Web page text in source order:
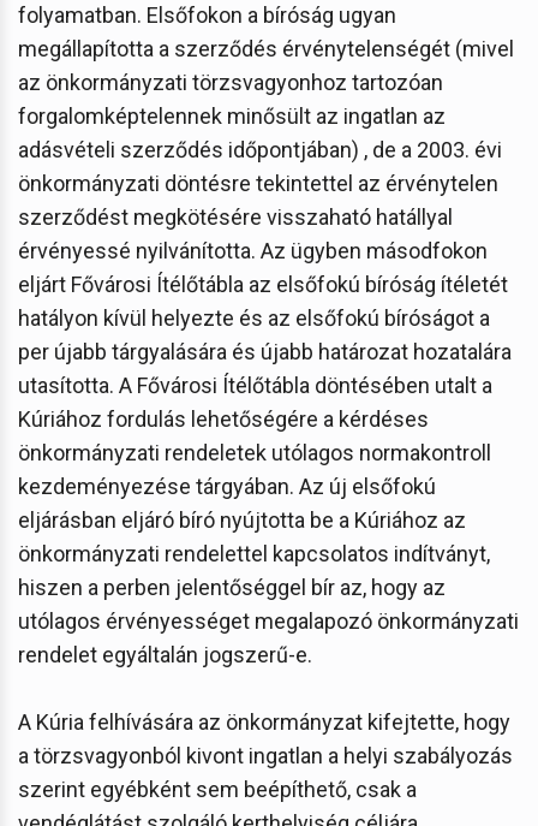
folyamatban. Elsőfokon a bíróság ugyan
megállapította a szerződés érvénytelenségét (mivel
az önkormányzati törzsvagyonhoz tartozóan
forgalomképtelennek minősült az ingatlan az
adásvételi szerződés időpontjában) , de a 2003. évi
önkormányzati döntésre tekintettel az érvénytelen
szerződést megkötésére visszaható hatállyal
érvényessé nyilvánította. Az ügyben másodfokon
eljárt Fővárosi Ítélőtábla az elsőfokú bíróság ítéletét
hatályon kívül helyezte és az elsőfokú bíróságot a
per újabb tárgyalására és újabb határozat hozatalára
utasította. A Fővárosi Ítélőtábla döntésében utalt a
Kúriához fordulás lehetőségére a kérdéses
önkormányzati rendeletek utólagos normakontroll
kezdeményezése tárgyában. Az új elsőfokú
eljárásban eljáró bíró nyújtotta be a Kúriához az
önkormányzati rendelettel kapcsolatos indítványt,
hiszen a perben jelentőséggel bír az, hogy az
utólagos érvényességet megalapozó önkormányzati
rendelet egyáltalán jogszerű-e.
A Kúria felhívására az önkormányzat kifejtette, hogy
a törzsvagyonból kivont ingatlan a helyi szabályozás
szerint egyébként sem beépíthető, csak a